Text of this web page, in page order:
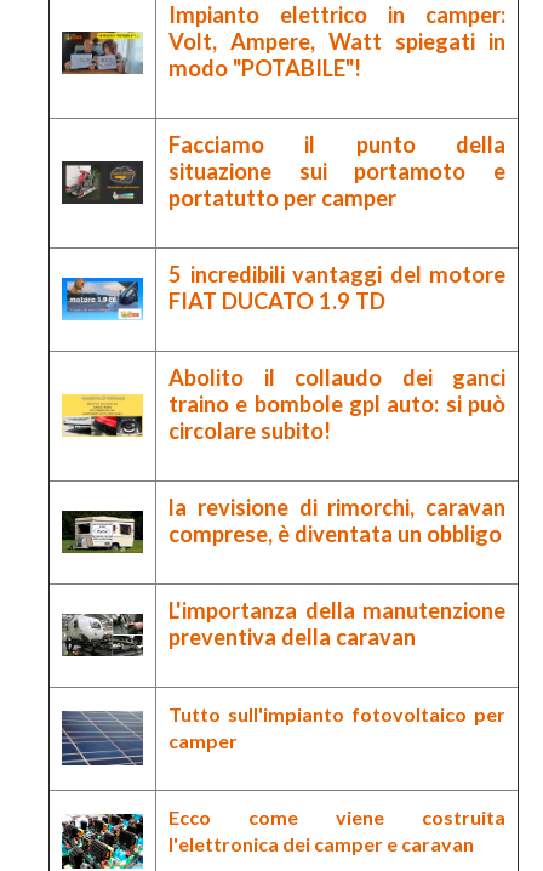
Impianto elettrico in camper:
Volt, Ampere, Watt spiegati in
modo "POTABILE"!
Facciamo il punto della
situazione sui portamoto e
portatutto per camper
5 incredibili vantaggi del motore
FIAT DUCATO 1.9 TD
Abolito il collaudo dei ganci
traino e bombole gpl auto: si può
circolare subito!
la revisione di rimorchi, caravan
comprese, è diventata un obbligo
L'importanza della manutenzione
preventiva della caravan
Tutto sull'impianto fotovoltaico per
camper
Ecco come viene costruita
l'elettronica dei camper e caravan